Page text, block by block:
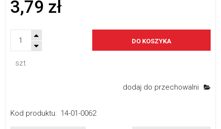
3,79 zł
szt.
DO KOSZYKA
dodaj do przechowalni
Kod produktu: 14-01-0062